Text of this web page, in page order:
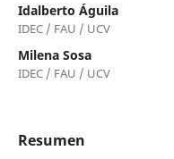
Idalberto Águila
IDEC / FAU / UCV
Milena Sosa
IDEC / FAU / UCV
Resumen